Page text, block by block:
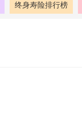
终身寿险排行榜